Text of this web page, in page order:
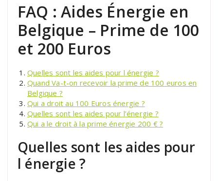
FAQ : Aides Énergie en
Belgique – Prime de 100
et 200 Euros
Quelles sont les aides pour l énergie ?
Quand Va-t-on recevoir la prime de 100 euros en
Belgique ?
Qui a droit au 100 Euros énergie ?
Quelles sont les aides pour l’énergie ?
Qui a le droit à la prime énergie 200 € ?
Quelles sont les aides pour
l énergie ?